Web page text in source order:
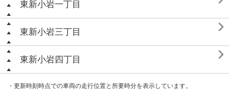
東新小岩一丁目
東新小岩三丁目 
東新小岩四丁目 
・更新時刻時点での車両の走行位置と所要時分を表示しています。